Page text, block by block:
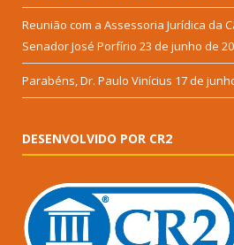
Reunião com a Assessoria Jurídica da
Senador José Porfírio 23 de junho de
Parabéns, Dr. Paulo Vinícius 17 de
DESENVOLVIDO POR CR2